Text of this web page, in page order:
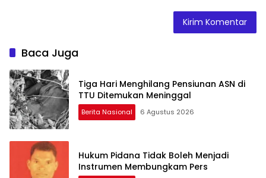
Baca Juga
Tiga Hari Menghilang Pensiunan ASN di
TTU Ditemukan Meninggal
Berita Nasional 6 Agustus 2026
Hukum Pidana Tidak Boleh Menjadi
Instrumen Membungkam Pers